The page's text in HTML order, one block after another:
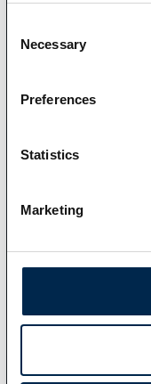
Selection
Necessary
Preferences
Statistics
Marketing